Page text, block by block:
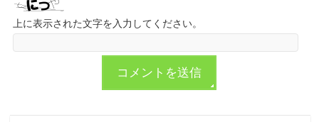
上に表示された文字を入力してください。